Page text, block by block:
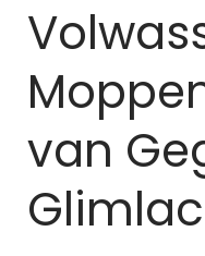
van